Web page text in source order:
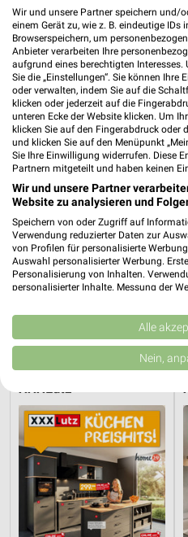
2,8 km
Mega Tage
Gültig bis Fr. 14.08.
XXXLutz
2,8 km
Matratzen
Wir und unsere Partner speichern und/
einem Gerät zu, wie z. B. eindeutige IDs
Browserspeichern, um
Anbieter verarbeiten Ihre
aufgrund eines berechtigten Interesses.
Sie die „Einstellungen“. Sie können Ihre
oder verwalten, indem Sie auf die
klicken oder jederzeit auf die
unteren Ecke der Website klicken. Um
klicken Sie auf den Fingerabdruck oder
und klicken Sie auf den Menüpunkt
Sie Ihre Einwilligung widerrufen. Diese
Partnern mitgeteilt und haben keinen
Wir und unsere Partner
Website zu analysieren und
Speichern von oder Zugriff auf
Verwendung reduzierter Daten zur
von Profilen für personalisierte
Auswahl personalisierter Werbung.
Personalisierung von Inhalten.
personalisierter Inhalte. Messung der
Kombinationen von Daten aus
Verbesserung der Angebote.
von Inhalten.
Daten können außerhalb der
Website/App.
Partnerliste anzeigen (1 IAB-
Wir nutzen Ihre Daten für folgende
IAB-Verarbeitungszwecke:
Speichern von oder Zugriff
auf einem Endgerät
Verwendung reduzierter Daten
Alle
Nein,